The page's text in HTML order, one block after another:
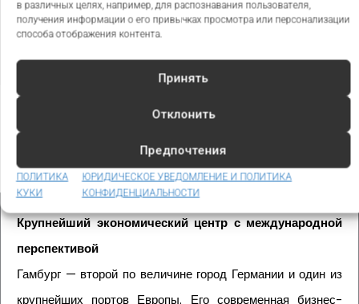
в различных целях, например, для распознавания пользователя,
получения информации о его привычках просмотра или персонализации
способа отображения контента.
Принять
Отклонить
Предпочтения
ПОЛИТИКА
КУКИ
ЮРИДИЧЕСКОЕ УВЕДОМЛЕНИЕ И ПОЛИТИКА
КОНФИДЕНЦИАЛЬНОСТИ
обслуживания и клиентский опыт имеют решающее
значение.
Преимущества инвестиций в Гамбург
Крупнейший экономический центр с международной
перспективой
Гамбург — второй по величине город Германии и один из
крупнейших портов Европы. Его современная бизнес-